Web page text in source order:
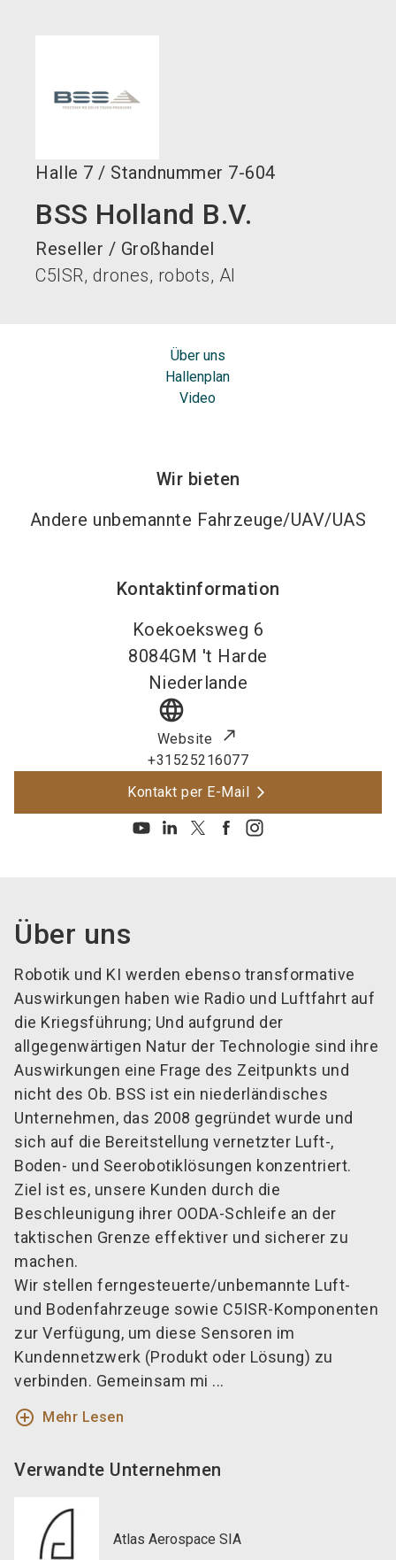
Halle 7 / Standnummer 7-604
BSS Holland B.V.
Reseller / Großhandel
C5ISR, drones, robots, AI
Über uns
Hallenplan
Video
Wir bieten
Andere unbemannte Fahrzeuge/UAV/UAS
Kontaktinformation
Koekoeksweg 6
8084GM 't Harde
Niederlande
language
Website
+31525216077
Kontakt per E-Mail
Über uns
Robotik und KI werden ebenso transformative
Auswirkungen haben wie Radio und Luftfahrt auf
die Kriegsführung; Und aufgrund der
allgegenwärtigen Natur der Technologie sind ihre
Auswirkungen eine Frage des Zeitpunkts und
nicht des Ob. BSS ist ein niederländisches
Unternehmen, das 2008 gegründet wurde und
sich auf die Bereitstellung vernetzter Luft-,
Boden- und Seerobotiklösungen konzentriert.
Ziel ist es, unsere Kunden durch die
Beschleunigung ihrer OODA-Schleife an der
taktischen Grenze effektiver und sicherer zu
machen.
Wir stellen ferngesteuerte/unbemannte Luft-
und Bodenfahrzeuge sowie C5ISR-Komponenten
zur Verfügung, um diese Sensoren im
Kundennetzwerk (Produkt oder Lösung) zu
verbinden. Gemeinsam mi ...
add_circle_outline Mehr Lesen
Verwandte Unternehmen
Atlas Aerospace SIA